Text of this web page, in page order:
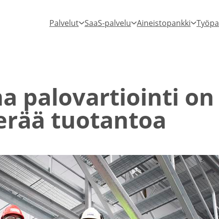
Palvelut SaaS-palvelu Aineistopankki
palovar­tiointi on
tuotantoa